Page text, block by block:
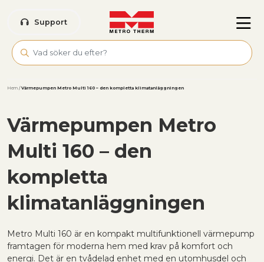
Support
Hem /Värmepumpen Metro Multi 160 – den kompletta klimatanläggningen
Värmepumpen Metro
Multi 160 – den
kompletta
klimatanläggningen
Metro Multi 160 är en kompakt multifunktionell värmepump
framtagen för moderna hem med krav på komfort och
energi. Det är en tvådelad enhet med en utomhusdel och